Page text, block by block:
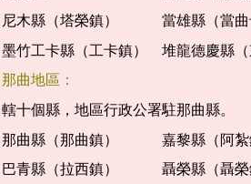
尼木縣（塔榮鎮） 當雄縣（當曲
墨竹工卡縣（工卡鎮） 堆龍德慶縣（
那曲地區：
轄十個縣，地區行政公署駐那曲縣。
那曲縣（那曲鎮） 嘉黎縣（阿
巴青縣（拉西鎮） 聶榮縣（聶